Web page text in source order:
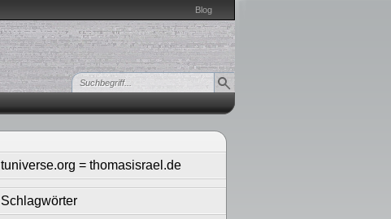
Blog
tuniverse.org = thomasisrael.de
Schlagwörter